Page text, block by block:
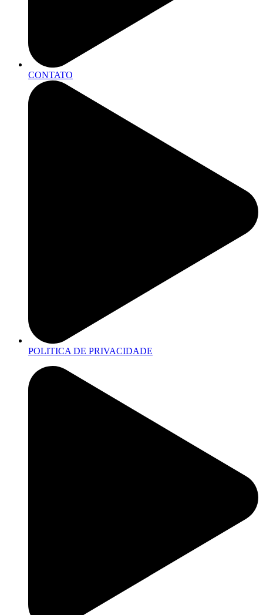
CONTATO
POLITICA DE PRIVACIDADE